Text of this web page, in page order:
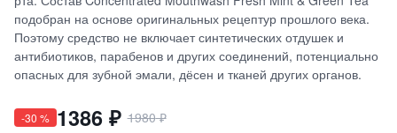
подобран на основе оригинальных рецептур прошлого века.
Поэтому средство не включает синтетических отдушек и
антибиотиков, парабенов и других соединений, потенциально
опасных для зубной эмали, дёсен и тканей других органов.
-30 % 1386₽1980₽